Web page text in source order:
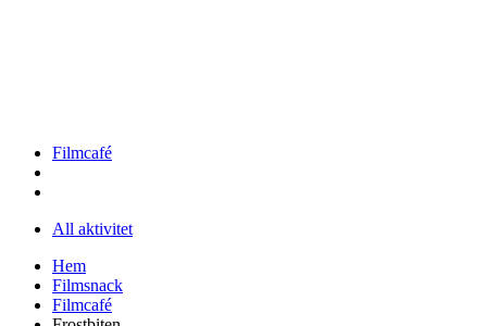
Filmcafé
All aktivitet
Hem
Filmsnack
Filmcafé